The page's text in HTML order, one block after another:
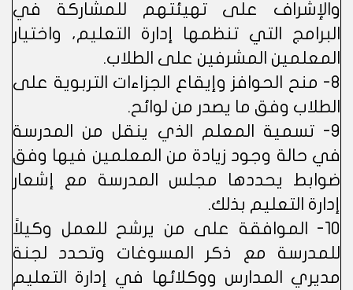
والإشراف على تهيئتهم للمشاركة في
البرامج التي تنظمها إدارة التعليم، واختيار
المعلمين المشرفين على الطلاب.
8- منح الحوافز وإيقاع الجزاءات التربوية على
الطلاب وفق ما يصدر من لوائح.
9- تسمية المعلم الذي ينقل من المدرسة
في حالة وجود زيادة من المعلمين فيها وفق
ضوابط يحددها مجلس المدرسة مع إشعار
إدارة التعليم بذلك.
10- الموافقة على من يرشح للعمل وكيلاً
للمدرسة مع ذكر المسوغات وتحدد لجنة
مديري المدارس ووكلائها في إدارة التعليم